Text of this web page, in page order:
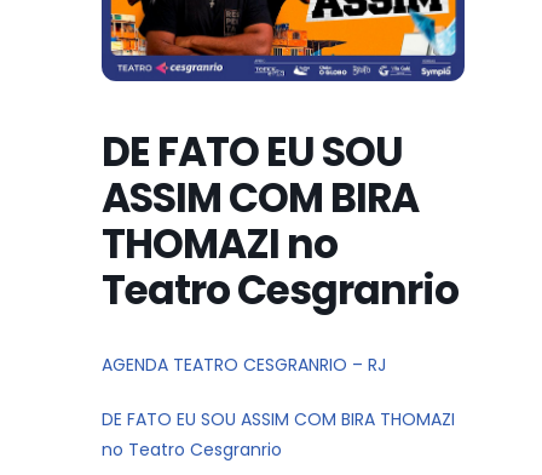
DE FATO EU SOU
ASSIM COM BIRA
THOMAZI no
Teatro Cesgranrio
AGENDA TEATRO CESGRANRIO – RJ
DE FATO EU SOU ASSIM COM BIRA THOMAZI
no Teatro Cesgranrio